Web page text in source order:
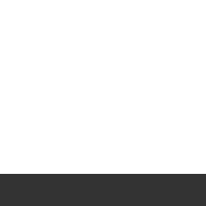
اسکرین کے پھٹنے اور